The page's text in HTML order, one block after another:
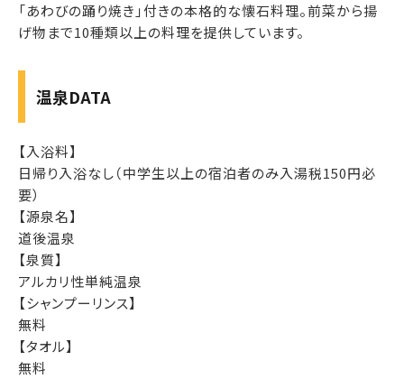
「あわびの踊り焼き」付きの本格的な懐石料理。前菜から揚
げ物まで10種類以上の料理を提供しています。
温泉DATA
【入浴料】
日帰り入浴なし（中学生以上の宿泊者のみ入湯税150円必
要）
【源泉名】
道後温泉
【泉質】
アルカリ性単純温泉
【シャンプーリンス】
無料
【タオル】
無料